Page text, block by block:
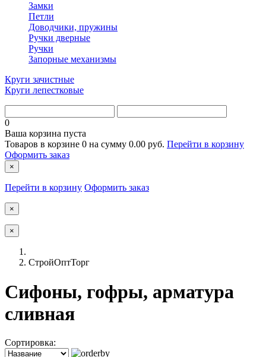
Замки
Петли
Доводчики, пружины
Ручки дверные
Ручки
Запорные механизмы
Круги зачистные
Круги лепестковые
0
Ваша корзина пуста
Товаров в корзине 0 на сумму 0.00 руб. Перейти в корзину
Оформить заказ
×
Перейти в корзину Оформить заказ
×
×
СтройОптТорг
Сифоны, гофры, арматура
сливная
Сортировка: